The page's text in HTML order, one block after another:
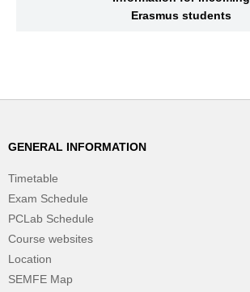
Erasmus students
GENERAL INFORMATION
Timetable
Exam Schedule
PCLab Schedule
Course websites
Location
SEMFE Map